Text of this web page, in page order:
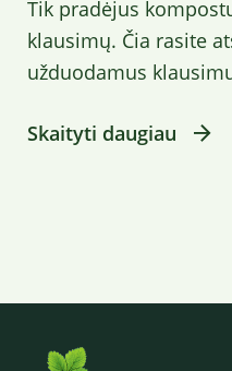
Tik pradėjus
klausimų. Čia rasite
užduodamus
Skaityti daugiau